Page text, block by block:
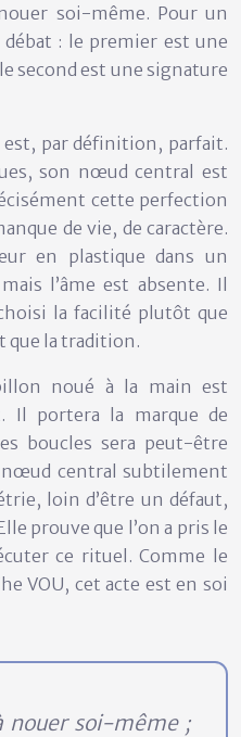
soi-même. Pour un
débat : le premier est une
second est une signature
par définition, parfait.
son nœud central est
cette perfection
de vie, de caractère.
en plastique dans un
l’âme est absente. Il
la facilité plutôt que
que la tradition.
noué à la main est
Il portera la marque de
boucles sera peut-être
central subtilement
loin d’être un défaut,
prouve que l’on a pris le
ce rituel. Comme le
VOU, cet acte est en soi
nouer soi-même ;